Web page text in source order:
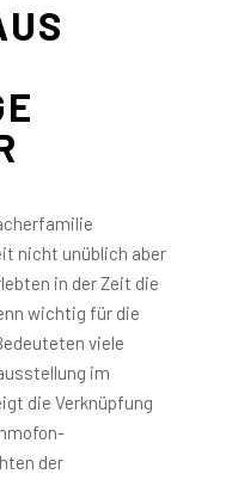
nicht unüblich aber
in der Zeit die
wichtig für die
viele
im
die Verknüpfung
der